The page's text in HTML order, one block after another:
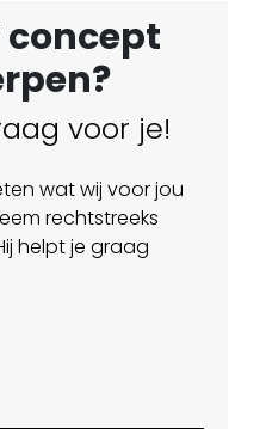
concept
voor je!
wat wij voor jou
rechtstreeks
helpt je graag